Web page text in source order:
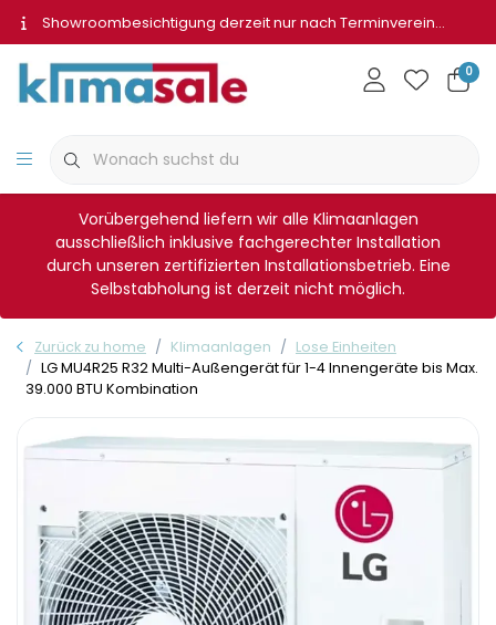
Showroombesichtigung derzeit nur nach Terminvereinbarung
0
Vorübergehend liefern wir alle Klimaanlagen
ausschließlich inklusive fachgerechter Installation
durch unseren zertifizierten Installationsbetrieb. Eine
Selbstabholung ist derzeit nicht möglich.
Zurück zu home Klimaanlagen
Lose Einheiten
LG MU4R25 R32 Multi-Außengerät für 1-4 Innengeräte bis Max.
39.000 BTU Kombination